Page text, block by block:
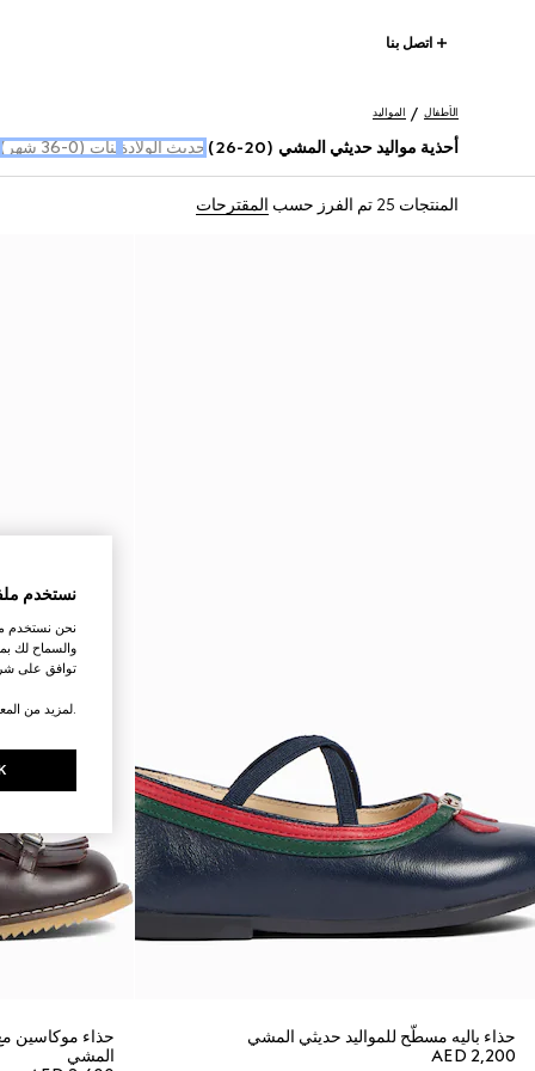
اتصل بنا
الأطفال المواليد
أحذية مواليد حديثي المشي (20-26) حديث الولادة بنات (0-36 شهر)
المنتجات 25 تم الفرز حسب المقترحات
حذاء باليه مسطّح للمواليد حديثي المشي
AED 2,200
المشي
نستخدم
نحن نستخدم
والسماح لك
توافق على
.لمزيد من